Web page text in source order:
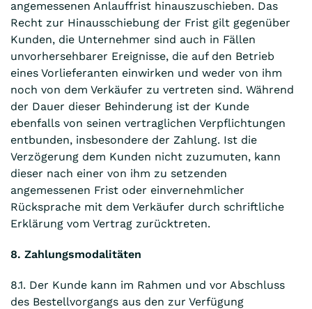
angemessenen Anlauffrist hinauszuschieben. Das
Recht zur Hinausschiebung der Frist gilt gegenüber
Kunden, die Unternehmer sind auch in Fällen
unvorhersehbarer Ereignisse, die auf den Betrieb
eines Vorlieferanten einwirken und weder von ihm
noch von dem Verkäufer zu vertreten sind. Während
der Dauer dieser Behinderung ist der Kunde
ebenfalls von seinen vertraglichen Verpflichtungen
entbunden, insbesondere der Zahlung. Ist die
Verzögerung dem Kunden nicht zuzumuten, kann
dieser nach einer von ihm zu setzenden
angemessenen Frist oder einvernehmlicher
Rücksprache mit dem Verkäufer durch schriftliche
Erklärung vom Vertrag zurücktreten.
8. Zahlungsmodalitäten
8.1. Der Kunde kann im Rahmen und vor Abschluss
des Bestellvorgangs aus den zur Verfügung